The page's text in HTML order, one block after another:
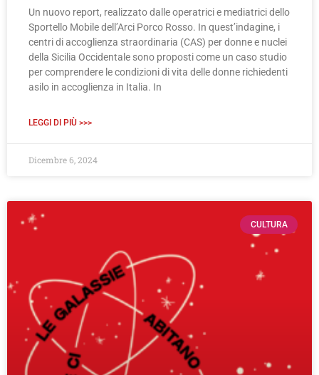
Un nuovo report, realizzato dalle operatrici e mediatrici dello
Sportello Mobile dell’Arci Porco Rosso. In quest’indagine, i
centri di accoglienza straordinaria (CAS) per donne e nuclei
della Sicilia Occidentale sono proposti come un caso studio
per comprendere le condizioni di vita delle donne richiedenti
asilo in accoglienza in Italia. In
LEGGI DI PIÙ >>>
Dicembre 6, 2024
CULTURA